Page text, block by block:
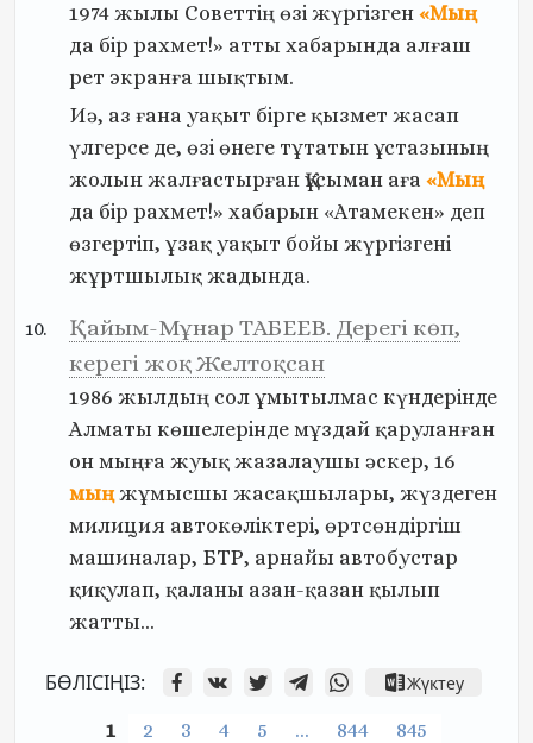
1974 жылы Советтің өзі жүргізген «Мың
да бір рахмет!» атты хабарында алғаш
рет экранға шықтым.
Иә, аз ғана уақыт бірге қызмет жасап
үлгерсе де, өзі өнеге тұтатын ұстазының
жолын жалғастырған Құсыман аға «Мың
да бір рахмет!» хабарын «Атамекен» деп
өзгертіп, ұзақ уақыт бойы жүргізгені
жұртшылық жадында.
Қайым-Мұнар ТАБЕЕВ. Дерегі көп,
керегі жоқ Желтоқсан
1986 жылдың сол ұмытылмас күндерінде
Алматы көшелерінде мұздай қаруланған
он мыңға жуық жазалаушы әскер, 16
мың жұмысшы жасақшылары, жүздеген
милиция автокөліктері, өртсөндіргіш
машиналар, БТР, арнайы автобустар
қиқулап, қаланы азан-қазан қылып
жатты…
БӨЛІСІҢІЗ: Жүктеу
1 2 3 4 5 … 844 845